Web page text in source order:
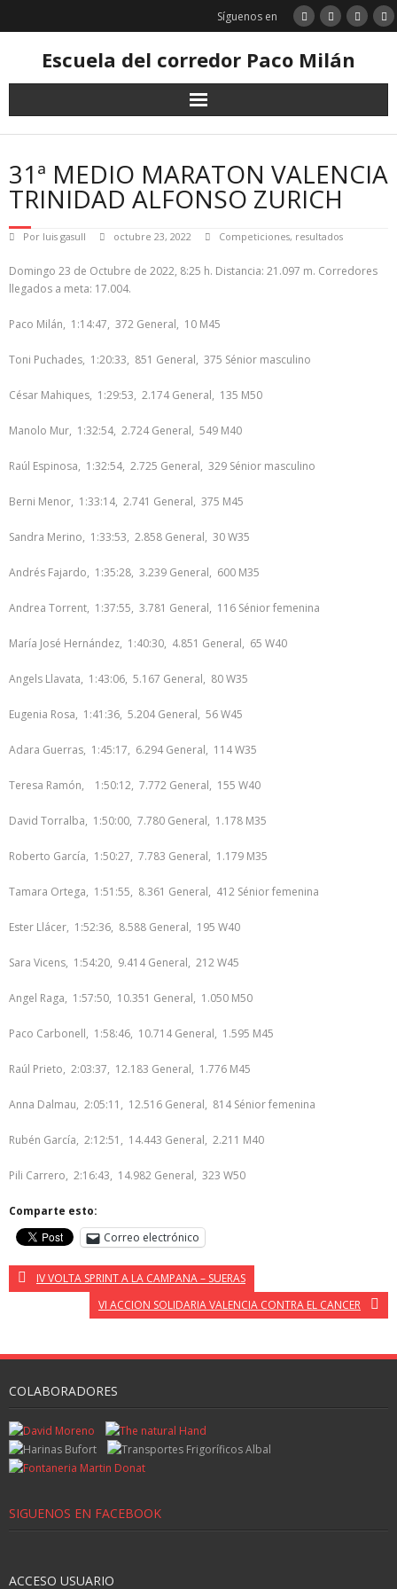
Síguenos en
Escuela del corredor Paco Milán
31ª MEDIO MARATON VALENCIA
TRINIDAD ALFONSO ZURICH
Por luis gasull octubre 23, 2022 Competiciones, resultados
Domingo 23 de Octubre de 2022, 8:25 h. Distancia: 21.097 m. Corredores
llegados a meta: 17.004.
Paco Milán, 1:14:47, 372 General, 10 M45
Toni Puchades, 1:20:33, 851 General, 375 Sénior masculino
César Mahiques, 1:29:53, 2.174 General, 135 M50
Manolo Mur, 1:32:54, 2.724 General, 549 M40
Raúl Espinosa, 1:32:54, 2.725 General, 329 Sénior masculino
Berni Menor, 1:33:14, 2.741 General, 375 M45
Sandra Merino, 1:33:53, 2.858 General, 30 W35
Andrés Fajardo, 1:35:28, 3.239 General, 600 M35
Andrea Torrent, 1:37:55, 3.781 General, 116 Sénior femenina
María José Hernández, 1:40:30, 4.851 General, 65 W40
Angels Llavata, 1:43:06, 5.167 General, 80 W35
Eugenia Rosa, 1:41:36, 5.204 General, 56 W45
Adara Guerras, 1:45:17, 6.294 General, 114 W35
Teresa Ramón, 1:50:12, 7.772 General, 155 W40
David Torralba, 1:50:00, 7.780 General, 1.178 M35
Roberto García, 1:50:27, 7.783 General, 1.179 M35
Tamara Ortega, 1:51:55, 8.361 General, 412 Sénior femenina
Ester Llácer, 1:52:36, 8.588 General, 195 W40
Sara Vicens, 1:54:20, 9.414 General, 212 W45
Angel Raga, 1:57:50, 10.351 General, 1.050 M50
Paco Carbonell, 1:58:46, 10.714 General, 1.595 M45
Raúl Prieto, 2:03:37, 12.183 General, 1.776 M45
Anna Dalmau, 2:05:11, 12.516 General, 814 Sénior femenina
Rubén García, 2:12:51, 14.443 General, 2.211 M40
Pili Carrero, 2:16:43, 14.982 General, 323 W50
Comparte esto:
Correo electrónico
IV VOLTA SPRINT A LA CAMPANA – SUERAS
VI ACCION SOLIDARIA VALENCIA CONTRA EL CANCER
COLABORADORES
SIGUENOS EN FACEBOOK
ACCESO USUARIO